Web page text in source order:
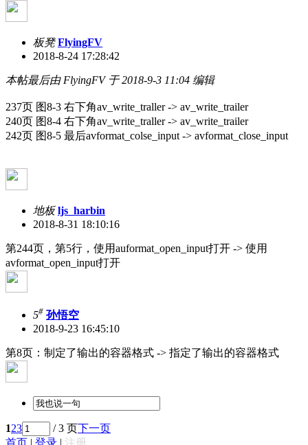
板凳 FlyingFV
2018-8-24 17:28:42
本帖最后由 FlyingFV 于 2018-9-3 11:04 编辑
237页 图8-3 右下角av_write_traller -> av_write_trailer
240页 图8-4 右下角av_write_traller -> av_write_trailer
242页 图8-5 最后avformat_colse_input -> avformat_close_input
地板 ljs_harbin
2018-8-31 18:10:16
第244页，第5行，使用auformat_open_input打开 -> 使用
avformat_open_input打开
5# 孙悟空
2018-9-23 16:45:10
第8页：制定了输出的容器格式 -> 指定了输出的容器格式
123 / 3 页下一页